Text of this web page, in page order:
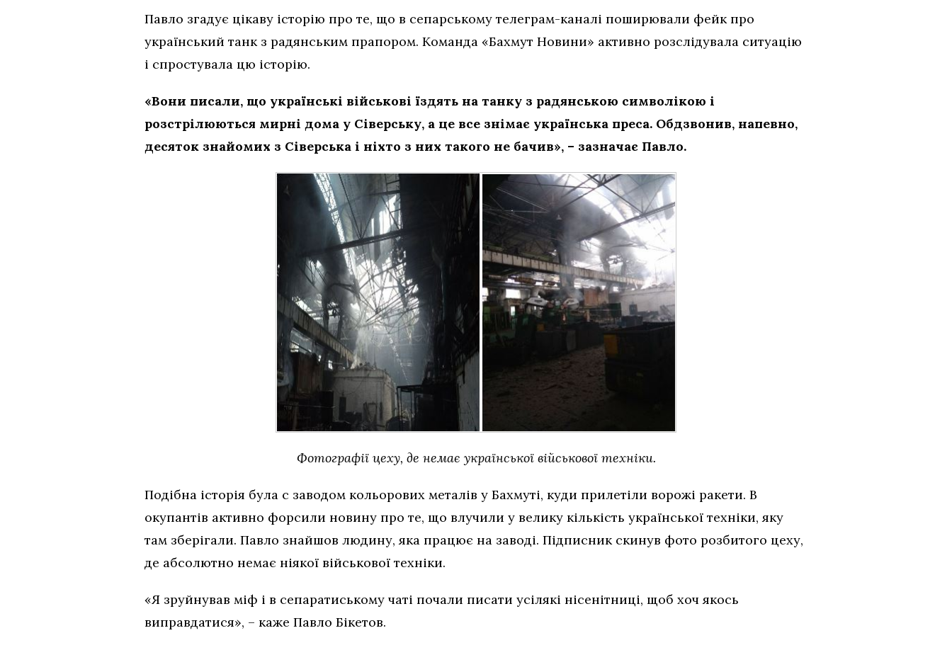
Павло згадує цікаву історію про те, що в сепарському телеграм-каналі поширювали фейк про
український танк з радянським прапором. Команда «Бахмут Новини» активно розслідувала ситуацію
і спростувала цю історію.
«Вони писали, що українські військові їздять на танку з радянською символікою і
розстрілюються мирні дома у Сіверську, а це все знімає українська преса. Обдзвонив, напевно,
десяток знайомих з Сіверська і ніхто з них такого не бачив», – зазначає Павло.
Фотографії цеху, де немає української військової техніки.
Подібна історія була с заводом кольорових металів у Бахмуті, куди прилетіли ворожі ракети. В
окупантів активно форсили новину про те, що влучили у велику кількість української техніки, яку
там зберігали. Павло знайшов людину, яка працює на заводі. Підписник скинув фото розбитого цеху,
де абсолютно немає ніякої військової техніки.
«Я зруйнував міф і в сепаратиському чаті почали писати усілякі нісенітниці, щоб хоч якось
виправдатися», – каже Павло Бікетов.